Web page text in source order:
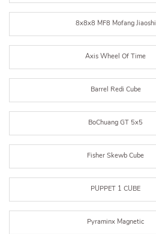
8x8x8 MF8 Mofang Jiaoshi
Axis Wheel Of Time
Barrel Redi Cube
BoChuang GT 5x5
Fisher Skewb Cube
PUPPET 1 CUBE
Pyraminx Magnetic